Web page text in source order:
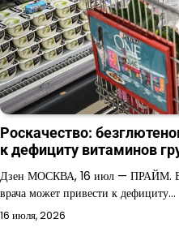
Роскачество:
к дефициту витаминов
Дзен МОСКВА, 16 июл — ПРАЙМ.
врача может привести к дефициту…
16 июля, 2026